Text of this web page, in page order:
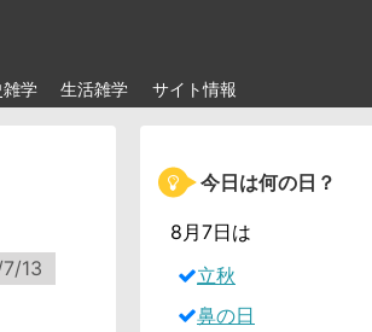
学 生活雑学 サイト情報
13
今日は何の日？
8月7日は
立秋
鼻の日